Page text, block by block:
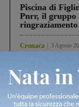
Piscina di
Pnrr, il gruppo
Cronaca 3 Agosto
Scomparso
Fiorentino
Levane nel
Cronaca 4 Agosto